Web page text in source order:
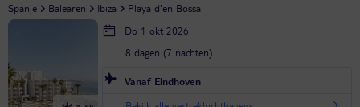
Spanje Balearen Ibiza Playa d'en Bossa
Do 1 okt 2026
8 dagen (7 nachten)
Vanaf Eindhoven